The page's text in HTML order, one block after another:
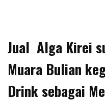
Jual Alga Kirei
Muara Bulian
Drink sebagai